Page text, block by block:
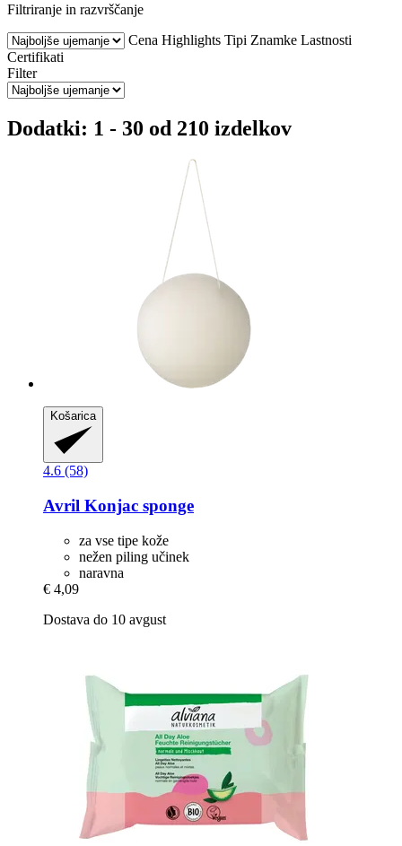
Filtriranje in razvrščanje
Cena Highlights Tipi Znamke Lastnosti
Certifikati
Filter
Dodatki: 1 - 30 od 210 izdelkov
Košarica
4.6 (58)
Avril Konjac sponge
za vse tipe kože
nežen piling učinek
naravna
€ 4,09
Dostava do 10 avgust